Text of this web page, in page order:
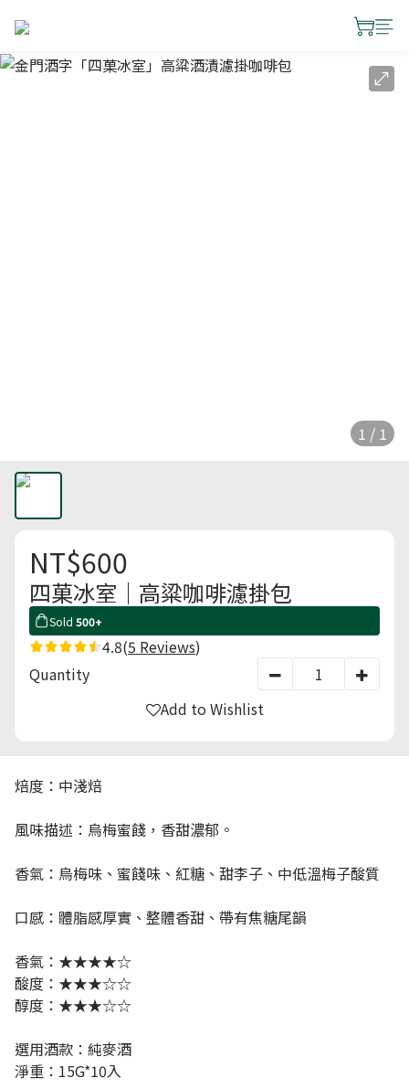
1 / 1
NT$600
四菓冰室｜高粱咖啡濾掛包
Sold 500+
4.8(5 Reviews)
Quantity
Add to Wishlist
焙度：中淺焙
風味描述：烏梅蜜餞，香甜濃郁。
香氣：烏梅味、蜜餞味、紅糖、甜李子、中低溫梅子酸質
口感：體脂感厚實、整體香甜、帶有焦糖尾韻
香氣：★★★★☆
酸度：★★★☆☆
醇度：★★★☆☆
選用酒款：純麥酒
淨重：15G*10入